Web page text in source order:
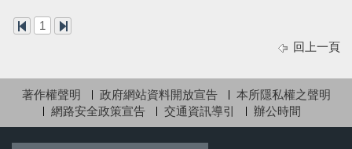
1
回上一頁
著作權聲明 政府網站資料開放宣告
本所隱私權之聲明
網路安全政策宣告
交通資訊導引 辦公時間